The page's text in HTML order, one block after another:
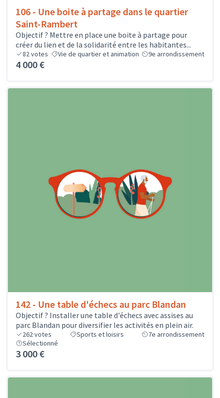
106 - Une boite à partage dans le quartier
Saint-Rambert
Objectif ? Mettre en place une boite à partage pour
créer du lien et de la solidarité entre les habitantes...
82votes Vie de quartier et animation 9e arrondissement
4 000 €
142 - Une table d'échecs au parc Blandan
Objectif ? Installer une table d'échecs avec assises au
parc Blandan pour diversifier les activités en plein air.
262votes Sports et loisirs
7e arrondissement
Sélectionné
3 000 €